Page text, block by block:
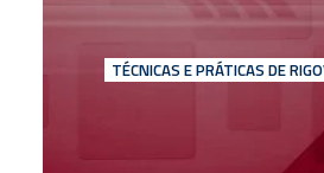
TÉCNICAS E PRÁTICAS DE